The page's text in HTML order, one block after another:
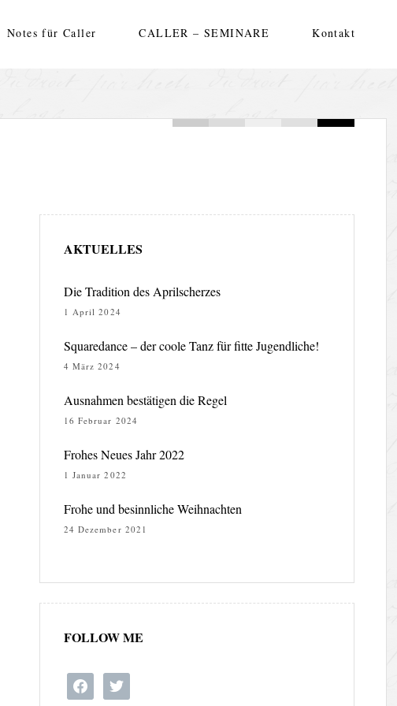
Notes für Caller CALLER – SEMINARE Kontakt
AKTUELLES
Die Tradition des Aprilscherzes
1 April 2024
Squaredance – der coole Tanz für fitte Jugendliche!
4 März 2024
Ausnahmen bestätigen die Regel
16 Februar 2024
Frohes Neues Jahr 2022
1 Januar 2022
Frohe und besinnliche Weihnachten
24 Dezember 2021
FOLLOW ME
facebooktwitter